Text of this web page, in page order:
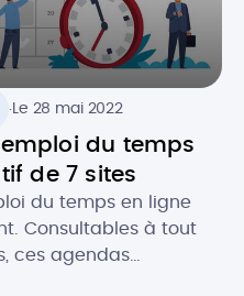
.Le 28 mai 2022
du temps
de 7 sites
du temps en ligne
Consultables à tout
ces agendas